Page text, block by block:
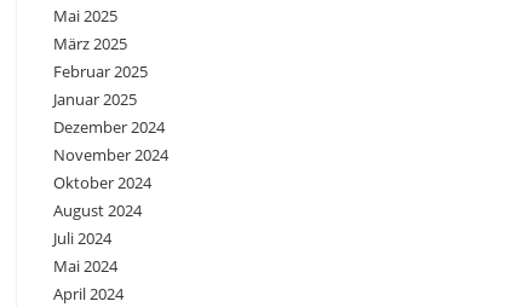
Mai 2025
März 2025
Februar 2025
Januar 2025
Dezember 2024
November 2024
Oktober 2024
August 2024
Juli 2024
Mai 2024
April 2024